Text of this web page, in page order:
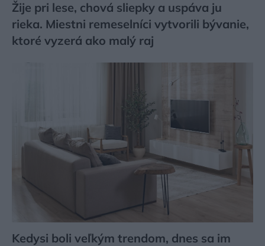
Žije pri lese, chová sliepky a uspáva ju
rieka. Miestni remeselníci vytvorili bývanie,
ktoré vyzerá ako malý raj
Kedysi boli veľkým trendom, dnes sa im